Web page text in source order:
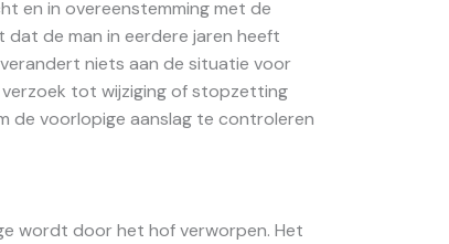
en in overeenstemming met de
de man in eerdere jaren heeft
niets aan de situatie voor
verzoek tot wijziging of stopzetting
de voorlopige aanslag te controleren
wordt door het hof verworpen. Het